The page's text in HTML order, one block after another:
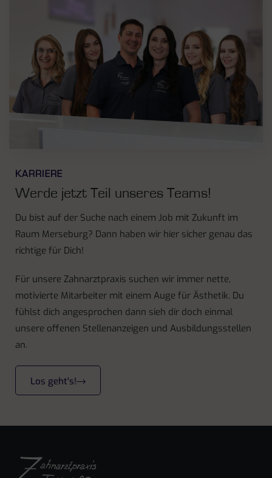
KARRIERE
Werde jetzt Teil unseres Teams!
Du bist auf der Suche nach einem Job mit Zukunft im
Raum Merseburg? Dann haben wir hier sicher genau das
richtige für Dich!
Für unsere Zahnarztpraxis suchen wir immer nette,
motivierte Mitarbeiter mit einem Auge für Ästhetik. Du
fühlst dich angesprochen dann sieh dir doch einmal
unsere offenen Stellenanzeigen und Ausbildungsstellen
an.
Los geht's!